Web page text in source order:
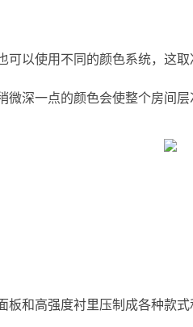
可以使用不同的颜色系统，这
深一点的颜色会使整个房间
和高强度衬里压制成各种款